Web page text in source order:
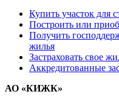
Купить участок для
Построить или
Получить
жилья
Застраховать свое
Аккредитованные
АО «КИЖК»